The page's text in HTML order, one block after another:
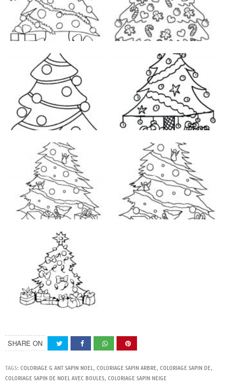
SHARE ON
TAGS: COLORIAGE G ANT SAPIN NOEL, COLORIAGE SAPIN ARBRE, COLORIAGE SAPIN DE,
COLORIAGE SAPIN DE NOEL AVEC BOULES, COLORIAGE SAPIN NEIGE